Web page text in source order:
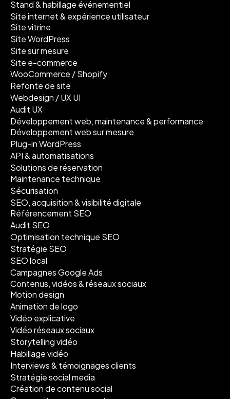
Stand & habillage événementiel
Site internet & expérience utilisateur
Site vitrine
Site WordPress
Site sur mesure
Site e-commerce
WooCommerce / Shopify
Refonte de site
Webdesign / UX UI
Audit UX
Développement web, maintenance & performance
Développement web sur mesure
Plug-in WordPress
API & automatisations
Solutions de réservation
Maintenance technique
Sécurisation
SEO, acquisition & visibilité digitale
Référencement SEO
Audit SEO
Optimisation technique SEO
Stratégie SEO
SEO local
Campagnes Google Ads
Contenus, vidéos & réseaux sociaux
Motion design
Animation de logo
Vidéo explicative
Vidéo réseaux sociaux
Storytelling vidéo
Habillage vidéo
Interviews & témoignages clients
Stratégie social media
Création de contenu social